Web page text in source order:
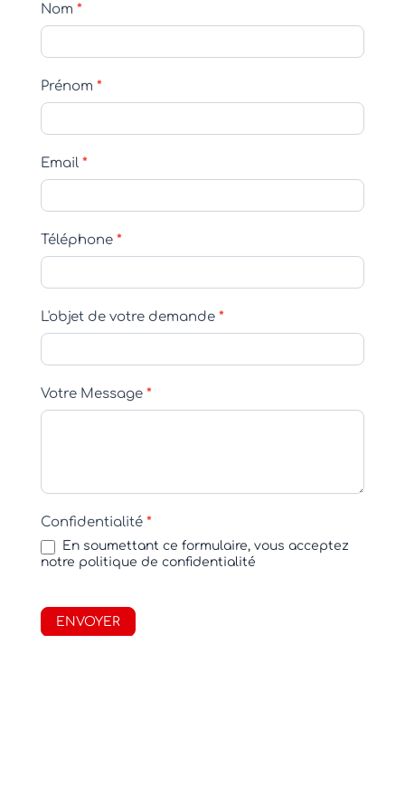
Formulaire
de
Contact
Nom *
Prénom *
Email *
Téléphone *
L'objet de votre demande *
Votre Message *
Confidentialité *
En soumettant ce formulaire, vous acceptez
notre politique de confidentialité
ENVOYER